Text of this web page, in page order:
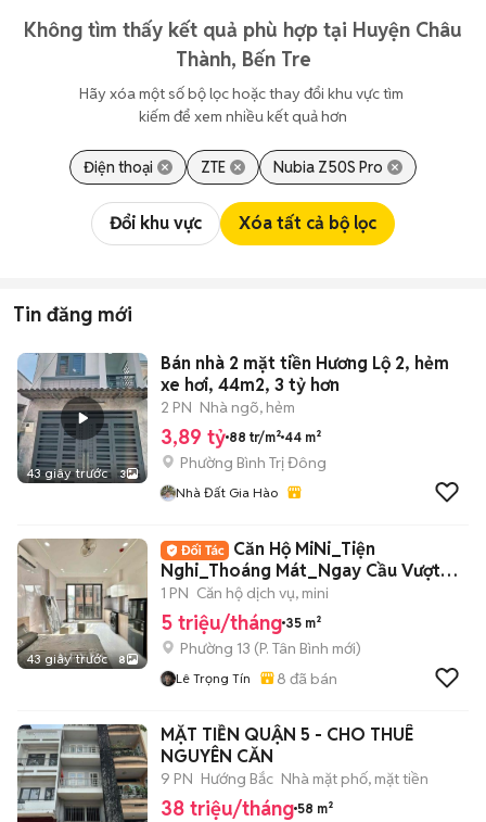
Không tìm thấy kết quả phù hợp tại Huyện Châu
Thành, Bến Tre
Hãy xóa một số bộ lọc hoặc thay đổi khu vực tìm
kiếm để xem nhiều kết quả hơn
Điện thoại ZTE Nubia Z50S Pro
Đổi khu vực Xóa tất cả bộ lọc
Tin đăng mới
43 giây trước 3
Bán nhà 2 mặt tiền Hương Lộ 2, hẻm
xe hơi, 44m2, 3 tỷ hơn
2 PN Nhà ngõ, hẻm
3,89 tỷ 88 tr/m² 44 m²
Phường Bình Trị Đông
Nhà Đất Gia Hào
43 giây trước 8
Căn Hộ MiNi_Tiện
Nghi_Thoáng Mát_Ngay Cầu Vượt
Hoàng Hoa Thám
1 PN Căn hộ dịch vụ, mini
5 triệu/tháng 35 m²
Phường 13 (P. Tân Bình mới)
Lê Trọng Tín 8 đã bán
MẶT TIỀN QUẬN 5 - CHO THUÊ
NGUYÊN CĂN
9 PN Hướng Bắc Nhà mặt phố, mặt tiền
38 triệu/tháng 58 m²